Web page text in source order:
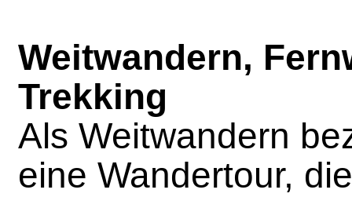
Weitwandern,
Trekking
Als Weitwandern
eine Wandertour,